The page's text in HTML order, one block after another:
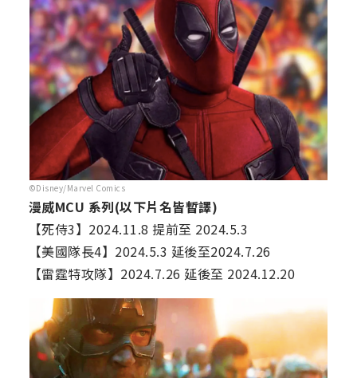
©Disney/Marvel Comics
漫威MCU 系列(以下片名皆暫譯)
【死侍3】2024.11.8 提前至 2024.5.3
【美國隊長4】2024.5.3 延後至2024.7.26
【雷霆特攻隊】2024.7.26 延後至 2024.12.20